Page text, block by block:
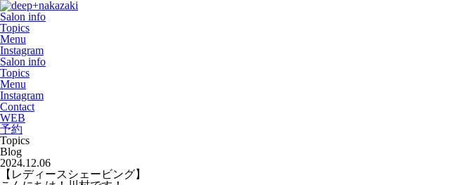
Salon info
Topics
Menu
Instagram
Salon info
Topics
Menu
Instagram
Contact
WEB
予約
Topics
Blog
2024.12.06
【レディースシェービング】